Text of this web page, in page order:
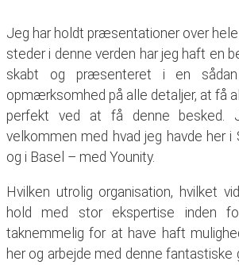
Jeg har holdt præsentationer over hele
steder i denne verden har jeg haft en
skabt og præsenteret i en
opmærksomhed på alle detaljer, at få
perfekt ved at få denne besked.
velkommen med hvad jeg havde her
og i Basel – med Younity.
Hvilken utrolig organisation, hvilket
hold med stor ekspertise inden
taknemmelig for at have haft
her og arbejde med denne fantastiske